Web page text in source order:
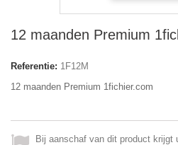
12 maanden Premium
Referentie: 1F12M
12 maanden Premium 1fichier.com
Bij aanschaf van dit product krijgt